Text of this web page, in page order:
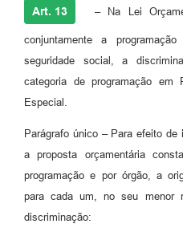
Art. 13 – Na Lei
conjuntamente a
seguridade social, a
categoria de programação em
Especial.
Parágrafo único – Para efeito
a proposta orçamentária
programação e por órgão, a
para cada um, no seu menor
discriminação: